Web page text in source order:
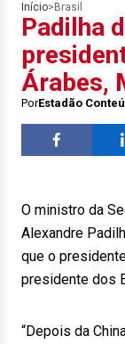
Início> Brasil
Padilha
Árabes,
PorEstadão
O ministro da
Alexandre
que o
presidente dos
“Depois da